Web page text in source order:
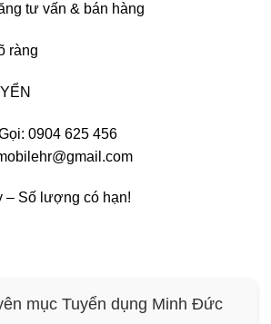
tư vấn & bán hàng
ràng
0904 625 456
Số lượng có hạn!
mục Tuyển dụng Minh Đức